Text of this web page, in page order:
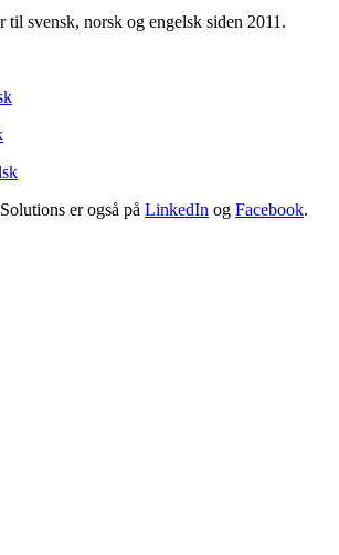
til svensk, norsk og engelsk siden 2011.
er også på LinkedIn og Facebook.